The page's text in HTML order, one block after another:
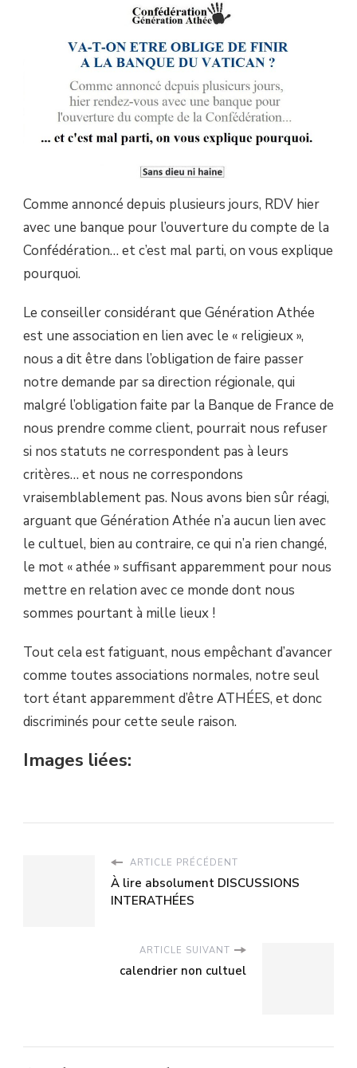
Comme annoncé depuis plusieurs jours, RDV hier
avec une banque pour l’ouverture du compte de la
Confédération… et c’est mal parti, on vous explique
pourquoi.
Le conseiller considérant que Génération Athée
est une association en lien avec le « religieux »,
nous a dit être dans l’obligation de faire passer
notre demande par sa direction régionale, qui
malgré l’obligation faite par la Banque de France de
nous prendre comme client, pourrait nous refuser
si nos statuts ne correspondent pas à leurs
critères… et nous ne correspondons
vraisemblablement pas. Nous avons bien sûr réagi,
arguant que Génération Athée n’a aucun lien avec
le cultuel, bien au contraire, ce qui n’a rien changé,
le mot « athée » suffisant apparemment pour nous
mettre en relation avec ce monde dont nous
sommes pourtant à mille lieux !
Tout cela est fatiguant, nous empêchant d’avancer
comme toutes associations normales, notre seul
tort étant apparemment d’être ATHÉES, et donc
discriminés pour cette seule raison.
Images liées:
ARTICLE PRÉCÉDENT
À lire absolument DISCUSSIONS
INTERATHÉES
ARTICLE SUIVANT
calendrier non cultuel